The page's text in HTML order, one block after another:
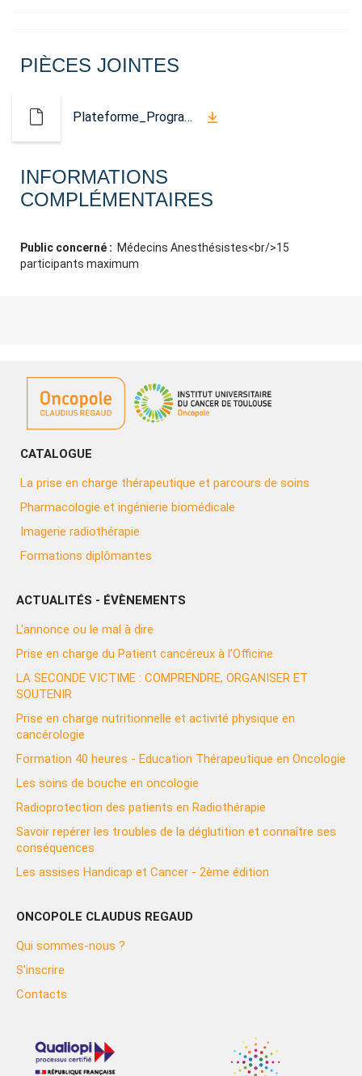
PIÈCES JOINTES
Plateforme_Programme_Anesthesie.pdf
INFORMATIONS
COMPLÉMENTAIRES
Public concerné : Médecins Anesthésistes<br/>15
participants maximum
CATALOGUE
La prise en charge thérapeutique et parcours de soins
Pharmacologie et ingénierie biomédicale
Imagerie radiothérapie
Formations diplômantes
ACTUALITÉS - ÉVÈNEMENTS
L'annonce ou le mal à dire
Prise en charge du Patient cancéreux à l’Officine
LA SECONDE VICTIME : COMPRENDRE, ORGANISER ET
SOUTENIR
Prise en charge nutritionnelle et activité physique en
cancérologie
Formation 40 heures - Education Thérapeutique en Oncologie
Les soins de bouche en oncologie
Radioprotection des patients en Radiothérapie
Savoir repérer les troubles de la déglutition et connaître ses
conséquences
Les assises Handicap et Cancer - 2ème édition
ONCOPOLE CLAUDUS REGAUD
Qui sommes-nous ?
S'inscrire
Contacts